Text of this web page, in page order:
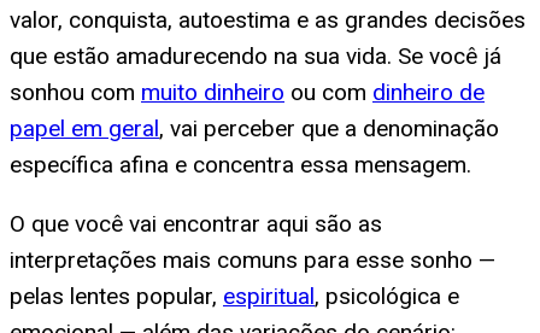
valor, conquista, autoestima e as grandes decisões
que estão amadurecendo na sua vida. Se você já
sonhou com muito dinheiro ou com dinheiro de
papel em geral, vai perceber que a denominação
específica afina e concentra essa mensagem.
O que você vai encontrar aqui são as
interpretações mais comuns para esse sonho —
pelas lentes popular, espiritual, psicológica e